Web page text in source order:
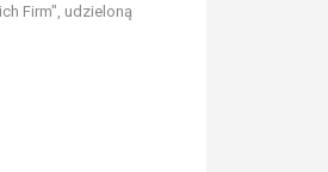
Firm", udzieloną